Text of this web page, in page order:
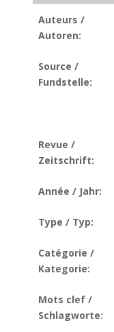
Auteurs /
Autoren:
Source /
Fundstelle:
Revue /
Zeitschrift:
Année / Jahr:
Type / Typ:
Catégorie /
Kategorie:
Mots clef /
Schlagworte: